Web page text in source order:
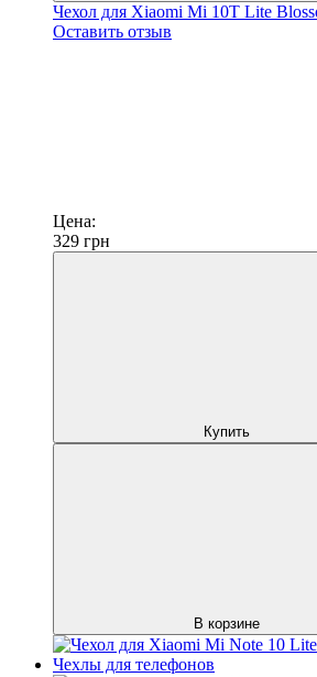
Чехол для Xiaomi Mi 10T Lite
Оставить отзыв
Цена:
329 грн
Купить
В корзине